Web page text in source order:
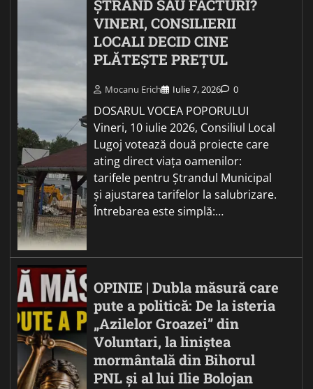
ȘTRAND SAU FACTURI?
VINERI, CONSILIERII
LOCALI DECID CINE
PLĂTEȘTE PREȚUL
Mocanu Erich Iulie 7, 2026 0
DOSARUL VOCEA POPORULUI
Vineri, 10 iulie 2026, Consiliul Local
Lugoj votează două proiecte care
ating direct viața oamenilor:
tarifele pentru Ștrandul Municipal
și ajustarea tarifelor la salubrizare.
Întrebarea este simplă:…
OPINIE | Dubla măsură care
pute a politică: De la isteria
„Azilelor Groazei” din
Voluntari, la liniștea
mormântală din Bihorul
PNL și al lui Ilie Bolojan